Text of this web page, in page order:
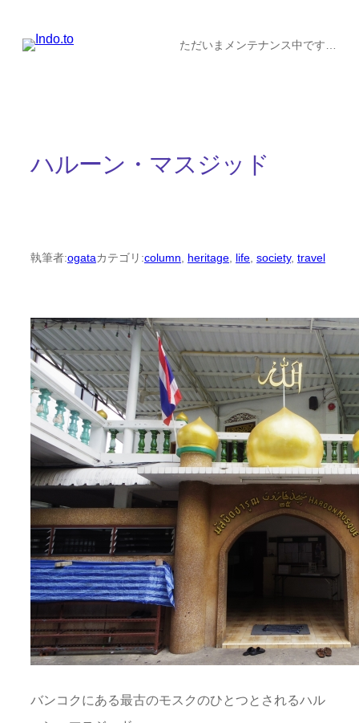
ただいまメンテナンス中です…
ハルーン・マスジッド
執筆者:ogataカテゴリ:column heritage life society, travel
バンコクにある最古のモスクのひとつとされるハル